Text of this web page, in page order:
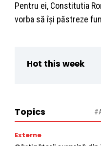
Pentru ei, Constitutia
vorba să își păstreze
Hot this week
Topics
Externe